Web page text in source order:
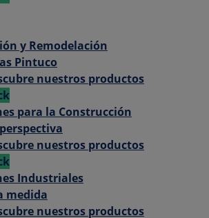
y Remodelación
Pintuco
nuestros productos
para la Construcción
nuestros productos
Industriales
medida
nuestros productos